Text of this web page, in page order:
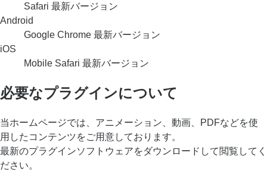
Safari 最新バージョン
Android
Google Chrome 最新バージョン
iOS
Mobile Safari 最新バージョン
必要なプラグインについて
当ホームページでは、アニメーション、動画、PDFなどを使
用したコンテンツをご用意しております。
最新のプラグインソフトウェアをダウンロードして閲覧してく
ださい。